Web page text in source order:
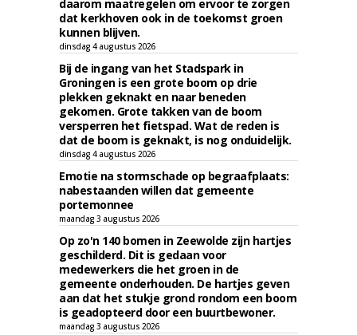
daarom maatregelen om ervoor te zorgen
dat kerkhoven ook in de toekomst groen
kunnen blijven.
dinsdag 4 augustus 2026
Bij de ingang van het Stadspark in
Groningen is een grote boom op drie
plekken geknakt en naar beneden
gekomen. Grote takken van de boom
versperren het fietspad. Wat de reden is
dat de boom is geknakt, is nog onduidelijk.
dinsdag 4 augustus 2026
Emotie na stormschade op begraafplaats:
nabestaanden willen dat gemeente
portemonnee
maandag 3 augustus 2026
Op zo'n 140 bomen in Zeewolde zijn hartjes
geschilderd. Dit is gedaan voor
medewerkers die het groen in de
gemeente onderhouden. De hartjes geven
aan dat het stukje grond rondom een boom
is geadopteerd door een buurtbewoner.
maandag 3 augustus 2026